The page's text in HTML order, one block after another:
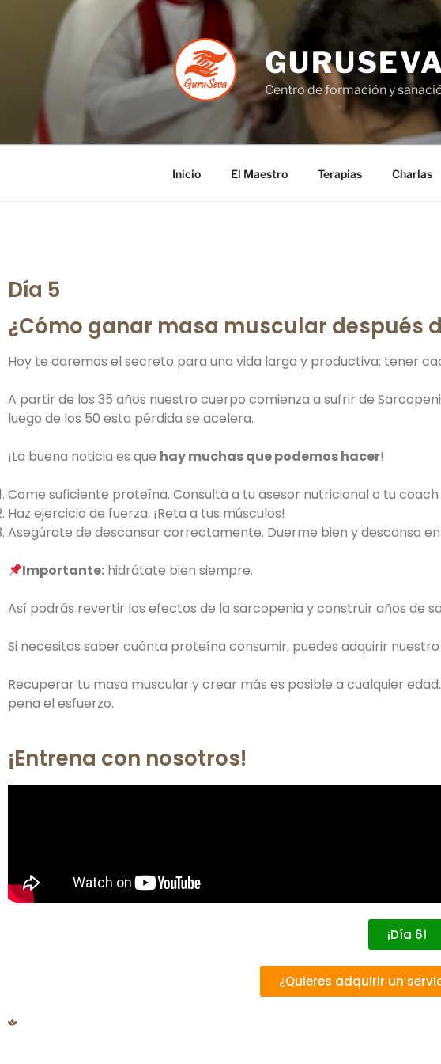
Centro de formación y
Inicio El Maestro Terapias Charlas
Día 5
¿Cómo ganar masa muscular después
Hoy te daremos el secreto para una vida larga y productiva: tener
A partir de los 35 años nuestro cuerpo comienza a sufrir de
luego de los 50 esta pérdida se acelera.
¡La buena noticia es que hay muchas que podemos hacer!
Come suficiente proteína. Consulta a tu asesor nutricional o tu
Haz ejercicio de fuerza. ¡Reta a tus músculos!
Asegúrate de descansar correctamente. Duerme bien y descansa
Importante: hidrátate bien siempre.
Así podrás revertir los efectos de la sarcopenia y construir años de
Si necesitas saber cuánta proteína consumir, puedes adquirir nuestro
Recuperar tu masa muscular y crear más es posible a cualquier
pena el esfuerzo.
¡Entrena con nosotros!
¡Día 6!
¿Quieres adquirir un